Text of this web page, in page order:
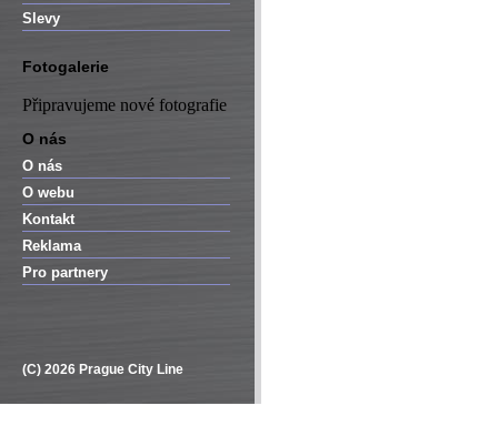
Slevy
Fotogalerie
Připravujeme nové fotografie
O nás
O nás
O webu
Kontakt
Reklama
Pro partnery
(C) 2026 Prague City Line